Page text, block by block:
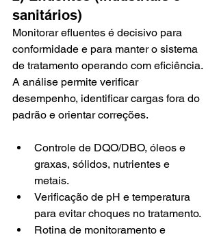
sanitários)
Monitorar efluentes é decisivo para
conformidade e para manter o sistema
de tratamento operando com eficiência.
A análise permite verificar
desempenho, identificar cargas fora do
padrão e orientar correções.
Controle de DQO/DBO, óleos e
graxas, sólidos, nutrientes e
metais.
Verificação de pH e temperatura
para evitar choques no tratamento.
Rotina de monitoramento e